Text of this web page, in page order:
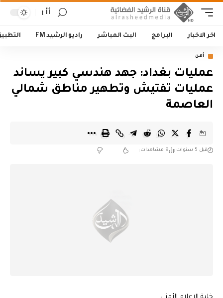
أأ
اخر الاخبار البرامج البث المباشر راديو الرشيد FM
أمن
عمليات بغداد: جهد هندسي كبير يساند
عمليات تفتيش وتطهير مناطق شمالي
العاصمة
قبل 5 سنوات 9 مشاهدات